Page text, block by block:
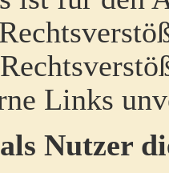
Links
Nutzer